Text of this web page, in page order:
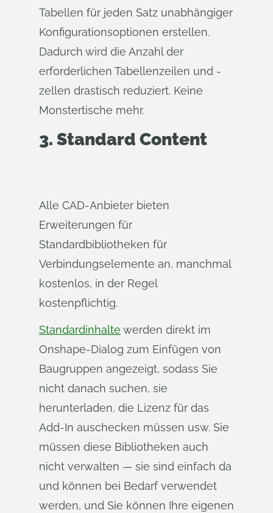
Tabellen für jeden Satz unabhängiger
Konfigurationsoptionen erstellen.
Dadurch wird die Anzahl der
erforderlichen Tabellenzeilen und -
zellen drastisch reduziert. Keine
Monstertische mehr.
3. Standard Content
Alle CAD-Anbieter bieten
Erweiterungen für
Standardbibliotheken für
Verbindungselemente an, manchmal
kostenlos, in der Regel
kostenpflichtig.
Standardinhalte werden direkt im
Onshape-Dialog zum Einfügen von
Baugruppen angezeigt, sodass Sie
nicht danach suchen, sie
herunterladen, die Lizenz für das
Add-In auschecken müssen usw. Sie
müssen diese Bibliotheken auch
nicht verwalten — sie sind einfach da
und können bei Bedarf verwendet
werden, und Sie können Ihre eigenen